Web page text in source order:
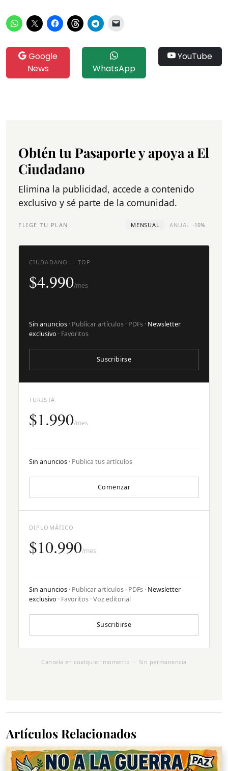
Google
News
WhatsApp
YouTube
Obtén tu Pasaporte y apoya a El
Ciudadano
Elimina la publicidad, accede a contenido
exclusivo y sé parte de la comunidad.
ELIGE TU PLAN MENSUAL ANUAL -10%
TURISTA
$1.990/mes
Sin anuncios · Publica tus artículos
Comenzar
CIUDADANO — TOP
$4.990/mes
Sin anuncios · Publicar artículos · PDFs · Newsletter
exclusivo · Favoritos
Suscribirse
DIPLOMÁTICO
$10.990/mes
Sin anuncios · Publicar artículos · PDFs · Newsletter
exclusivo · Favoritos · Voz editorial
Suscribirse
Cancela en cualquier momento · Sin permanencia
Artículos Relacionados